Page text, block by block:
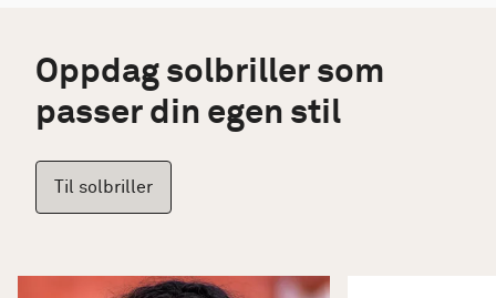
Oppdag solbriller som
passer din egen stil
Til solbriller